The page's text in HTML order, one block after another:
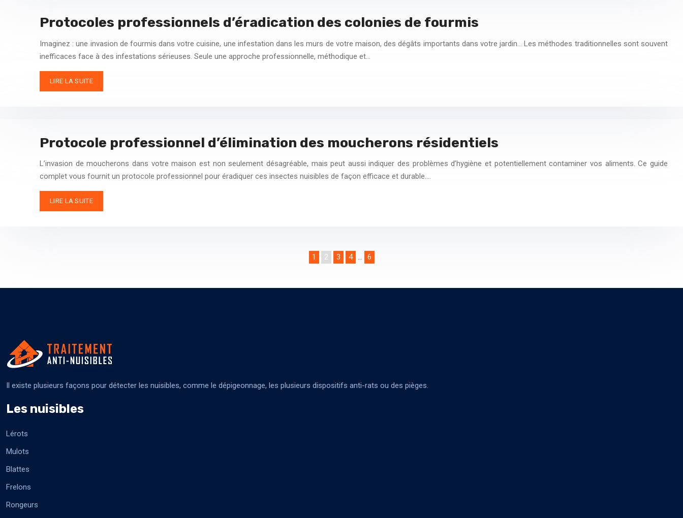
Protocoles professionnels d’éradication des colonies de fourmis
Imaginez : une invasion de fourmis dans votre cuisine, une infestation dans les murs de votre maison, des dégâts importants dans votre jardin… Les méthodes traditionnelles sont souvent
inefficaces face à des infestations sérieuses. Seule une approche professionnelle, méthodique et…
LIRE LA SUITE
Protocole professionnel d’élimination des moucherons résidentiels
L’invasion de moucherons dans votre maison est non seulement désagréable, mais peut aussi indiquer des problèmes d’hygiène et potentiellement contaminer vos aliments. Ce guide
complet vous fournit un protocole professionnel pour éradiquer ces insectes nuisibles de façon efficace et durable….
LIRE LA SUITE
1 2 3 4 … 6
Il existe plusieurs façons pour détecter les nuisibles, comme le dépigeonnage, les plusieurs dispositifs anti-rats ou des pièges.
Les nuisibles
Lérots
Mulots
Blattes
Frelons
Rongeurs